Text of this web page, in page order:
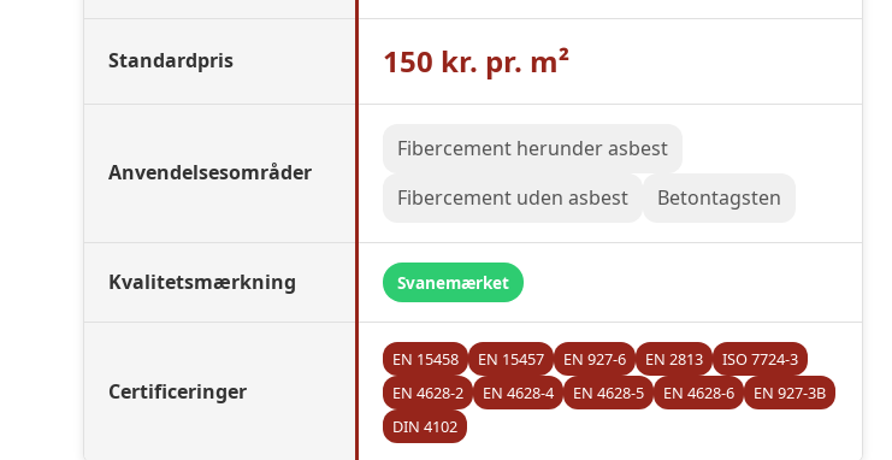
Standardpris 150 kr. pr. m²
Anvendelsesområder
Fibercement herunder asbest
Fibercement uden asbest
Betontagsten
Kvalitetsmærkning Svanemærket
Certificeringer
EN 15458 EN 15457 EN 927-6 EN 2813
ISO 7724-3
EN 4628-2
EN 4628-4 EN 4628-5 EN 4628-6
EN 927-3B
DIN 4102